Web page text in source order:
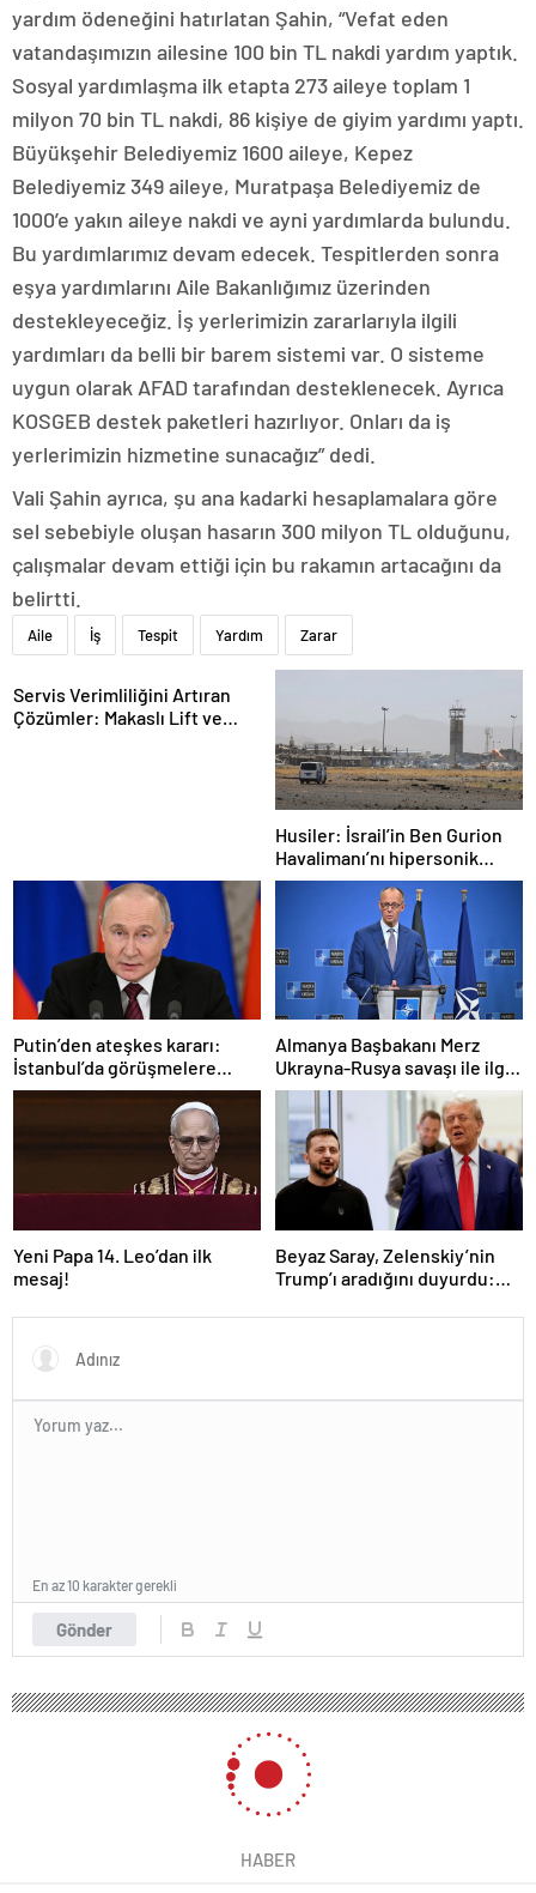
yardım ödeneğini hatırlatan Şahin, “Vefat eden
vatandaşımızın ailesine 100 bin TL nakdi yardım yaptık.
Sosyal yardımlaşma ilk etapta 273 aileye toplam 1
milyon 70 bin TL nakdi, 86 kişiye de giyim yardımı yaptı.
Büyükşehir Belediyemiz 1600 aileye, Kepez
Belediyemiz 349 aileye, Muratpaşa Belediyemiz de
1000’e yakın aileye nakdi ve ayni yardımlarda bulundu.
Bu yardımlarımız devam edecek. Tespitlerden sonra
eşya yardımlarını Aile Bakanlığımız üzerinden
destekleyeceğiz. İş yerlerimizin zararlarıyla ilgili
yardımları da belli bir barem sistemi var. O sisteme
uygun olarak AFAD tarafından desteklenecek. Ayrıca
KOSGEB destek paketleri hazırlıyor. Onları da iş
yerlerimizin hizmetine sunacağız” dedi.
Vali Şahin ayrıca, şu ana kadarki hesaplamalara göre
sel sebebiyle oluşan hasarın 300 milyon TL olduğunu,
çalışmalar devam ettiği için bu rakamın artacağını da
belirtti.
Aile İş Tespit Yardım Zarar
Servis Verimliliğini Artıran
Çözümler: Makaslı Lift ve
Husiler: İsrail’in Ben Gurion
Havalimanı’nı hipersonik
füzeyle hedef aldık
Putin’den ateşkes kararı:
İstanbul’da görüşmelere
başlamayı öneriyoruz
Almanya Başbakanı Merz
Ukrayna-Rusya savaşı ile ilgili
konuştu: “Top Moskova’nın
sahasında”
Yeni Papa 14. Leo’dan ilk
mesaj!
Beyaz Saray, Zelenskiy’nin
Trump’ı aradığını duyurdu:
oldu”
Gönder
En az 10 karakter gerekli
HABER